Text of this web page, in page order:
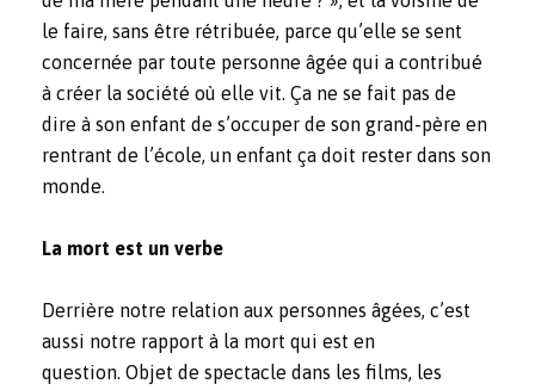
le faire, sans être rétribuée, parce qu’elle se sent
concernée par toute personne âgée qui a contribué
à créer la société où elle vit. Ça ne se fait pas de
dire à son enfant de s’occuper de son grand-père en
rentrant de l’école, un enfant ça doit rester dans son
monde.
La mort est un verbe
Derrière notre relation aux personnes âgées, c’est
aussi notre rapport à la mort qui est en
question. Objet de spectacle dans les films, les